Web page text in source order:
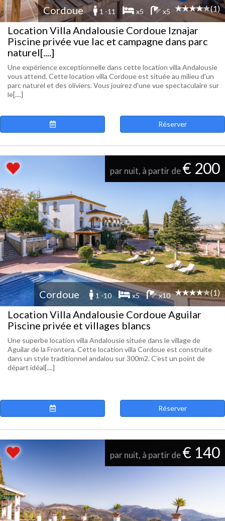
Cordoue 1 -11 x5 x5 (1)
Location Villa Andalousie Cordoue Iznajar
Piscine privée vue lac et campagne dans parc
naturel[....]
Une expérience exceptionnelle dans cette location villa Andalousie
vous attend. Cette location villa Cordoue est située au milieu d'un
parc naturel et des oliviers. Vous jouirez d'une vue spectaculaire sur
le[....]
Réserver
par nuit, à partir de€ 200
Cordoue 1 -10 x5 x10 (1)
Location Villa Andalousie Cordoue Aguilar
Piscine privée et villages blancs
Une superbe location villa Andalousie située dans le village de
Aguilar de la Frontera. Cette location villa Cordoue est construite
dans un style traditionnel andalou sur 300m2. C'est un point de
départ idéal[....]
Réserver
par nuit, à partir de€ 140